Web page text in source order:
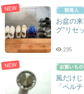
NEW
お盆の
グ”リセ
235
NEW
風だけ
「ペル